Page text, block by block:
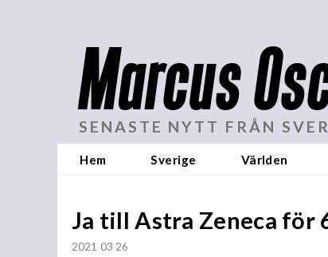
Marcus
SENASTE NYTT FRÅN
Hem Sverige Världen
Ja till Astra Zeneca för
2021 03 26